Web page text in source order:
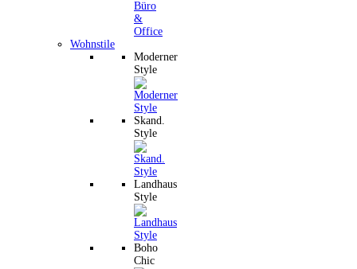
Wohnstile
Moderner
Style
Skand.
Style
Landhaus
Style
Boho
Chic